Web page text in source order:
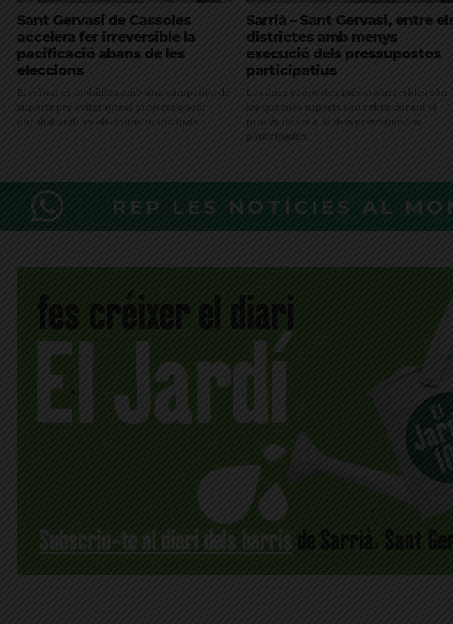
Sant Gervasi de Cassoles
accelera fer irreversible la
pacificació abans de les
eleccions
El veïnat es mobilitza amb una campanya de
suports per evitar que el projecte quedi
encallat amb les eleccions municipals
Sarrià – Sant Gervasi, entre
districtes amb menys
execució dels pressupostos
participatius
Les dues propostes més endarrerides són
les que més suports van rebre durant el
procés de votació dels pressupostos
participatius
REP LES NOTÍCIES AL